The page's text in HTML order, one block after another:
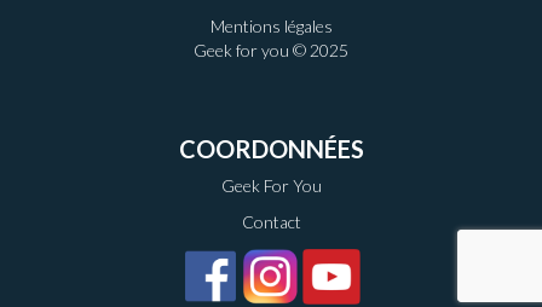
Mentions légales
Geek for you © 2025
COORDONNÉES
Geek For You
Contact